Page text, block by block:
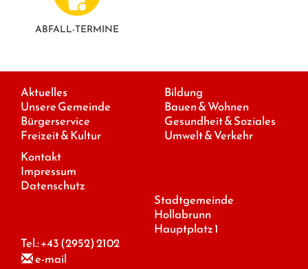
ABFALL-TERMINE
Aktuelles
Unsere Gemeinde
Bürgerservice
Freizeit & Kultur
Bildung
Bauen & Wohnen
Gesundheit & Soziales
Umwelt & Verkehr
Kontakt
Impressum
Datenschutz
Stadtgemeinde
Hollabrunn
Hauptplatz 1
Tel.:+43 (2952) 2102
e-mail